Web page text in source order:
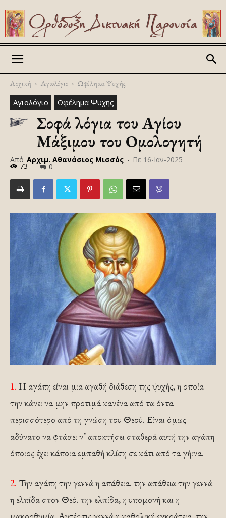
Αρχική Αγιολόγιο Ωφέλημα Ψυχής
Αγιολόγιο Ωφέλημα Ψυχής
Σοφά λόγια του Αγίου
Μάξιμου του Ομολογητή
Από Αρχιμ. Αθανάσιος Μισσός - Πε 16-Ιαν-2025
73 0
1. Η αγάπη είναι μια αγαθή διάθεση της ψυχής, η οποία
την κάνει να μην προτιμά κανένα από τα όντα
περισσότερο από τη γνώση του Θεού. Είναι όμως
αδύνατο να φτάσει ν’ αποκτήσει σταθερά αυτή την αγάπη
όποιος έχει κάποια εμπαθή κλίση σε κάτι από τα γήινα.
2. Την αγάπη την γεννά η απάθεια. την απάθεια την γεννά
η ελπίδα στον Θεό. την ελπίδα, η υπομονή και η